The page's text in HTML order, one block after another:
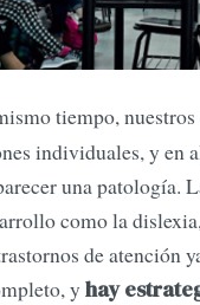
tiempo, nuestros
individuales, y en
una patología.
como la
de atención
y hay